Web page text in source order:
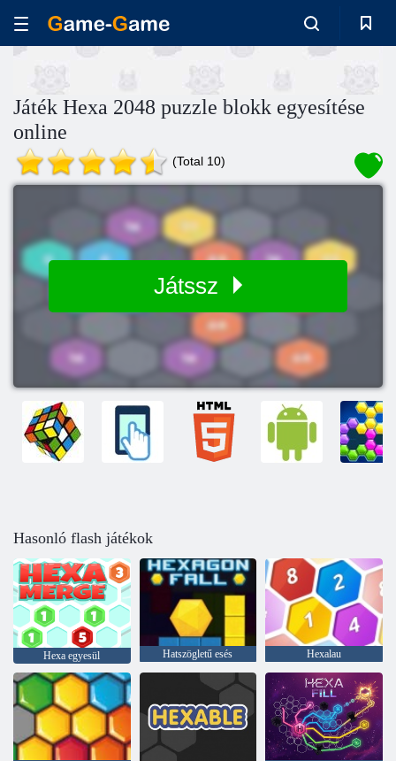
Játék Hexa 2048 puzzle blokk egyesítése
online
(Total 10)
Játssz
Hasonló flash játékok
Hexa egyesül Hatszögletű esés Hexalau